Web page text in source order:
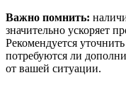
Важно помнить:
значительно ускоряет
Рекомендуется
потребуются ли
от вашей ситуации.